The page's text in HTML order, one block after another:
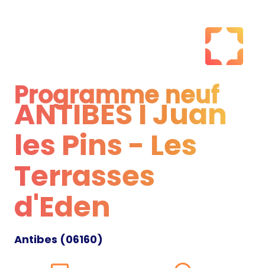
Programme neuf
Programme neuf
ANTIBES I Juan
les Pins - Les
Terrasses
d'Eden
Antibes (06160)